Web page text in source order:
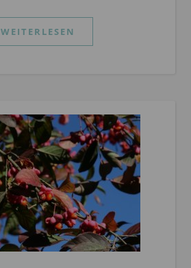
WEITERLESEN